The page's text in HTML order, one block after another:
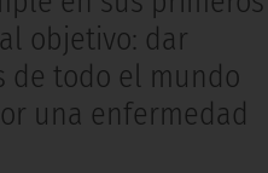
objetivo: dar
de todo el mundo
una enfermedad